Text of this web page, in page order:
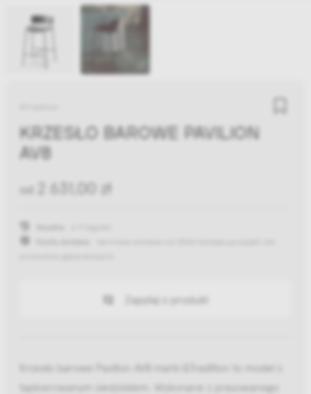
KRZESŁO BAROWE PAVILION
AV8
od 2 631,00 zł
Zapytaj o produkt
Krzesło barowe Pavilion AV8 marki &Tradition to model z
tapicerowanym siedziskiem. Wykonane z prasowanego